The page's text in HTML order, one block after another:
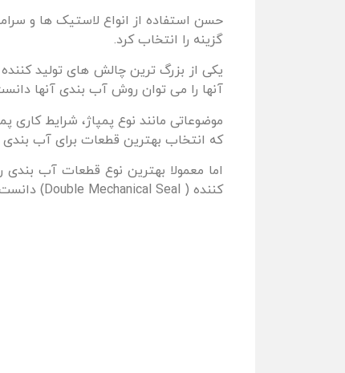
حسن استفاده از انواع لاستیک ها و
گزینه را انتخاب کرد.
یکی از بزرگ ترین چالش های تولید
آنها را می توان روش آب بندی آنها
موضوعاتی مانند نوع پمپاژ، شرایط
که انتخاب بهترین قطعات برای آب بندی
کننده ( Double Mechanical Seal) دانست که البته هر یک از این آب بندی ها ممکن است از انواع مختلفی از مواد تولید شوند.